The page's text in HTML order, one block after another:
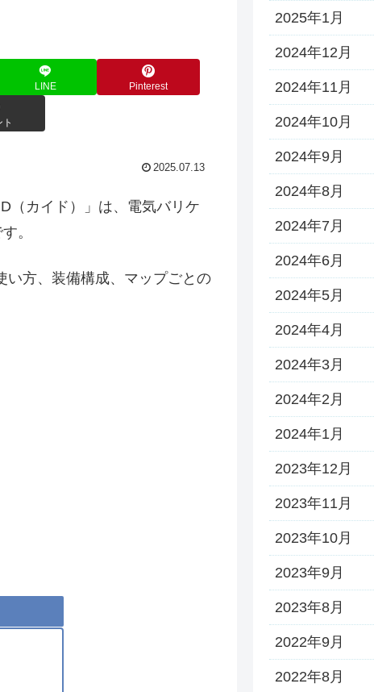
LINE Pinterest
2025.07.13
（カイド）」は、電気バリケ
。
い方、装備構成、マップごとの
2025年1月
2024年12月
2024年11月
2024年10月
2024年9月
2024年8月
2024年7月
2024年6月
2024年5月
2024年4月
2024年3月
2024年2月
2024年1月
2023年12月
2023年11月
2023年10月
2023年9月
2023年8月
2022年9月
2022年8月